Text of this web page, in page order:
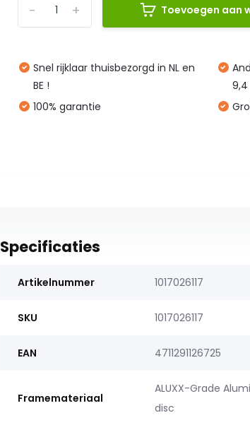
+
- Toevoegen aan
Snel rijklaar thuisbezorgd in NL en
BE !
100% garantie
9,4
Specificaties
Artikelnummer 1017026117
SKU 1017026117
EAN 4711291126725
Framemateriaal
ALUXX-Grade
disc